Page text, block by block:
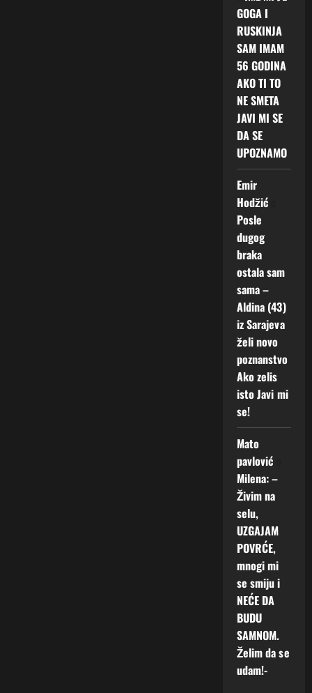
GOGA I
RUSKINJA
SAM IMAM
56 GODINA
AKO TI TO
NE SMETA
JAVI MI SE
DA SE
UPOZNAMO
Emir
Hodžić
Posle
dugog
braka
ostala sam
sama –
Aldina (43)
iz Sarajeva
želi novo
poznanstvo
Ako zelis
isto Javi mi
se!
Mato
pavlović
Milena: –
Živim na
selu,
UZGAJAM
POVRĆE,
mnogi mi
se smiju i
NEĆE DA
BUDU
SAMNOM.
Želim da se
udam!-